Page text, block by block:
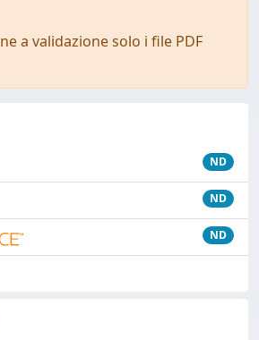
a validazione solo i file PDF
ND
ND
ND